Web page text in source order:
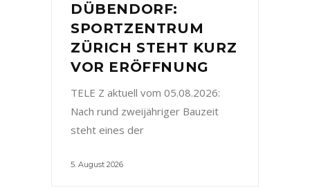
DÜBENDORF:
SPORTZENTRUM
ZÜRICH STEHT KURZ
VOR ERÖFFNUNG
TELE Z aktuell vom 05.08.2026:
Nach rund zweijähriger Bauzeit
steht eines der
5. August 2026